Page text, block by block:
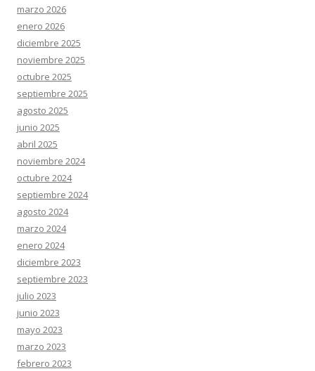
marzo 2026
enero 2026
diciembre 2025
noviembre 2025
octubre 2025
septiembre 2025
agosto 2025
junio 2025
abril 2025
noviembre 2024
octubre 2024
septiembre 2024
agosto 2024
marzo 2024
enero 2024
diciembre 2023
septiembre 2023
julio 2023
junio 2023
mayo 2023
marzo 2023
febrero 2023